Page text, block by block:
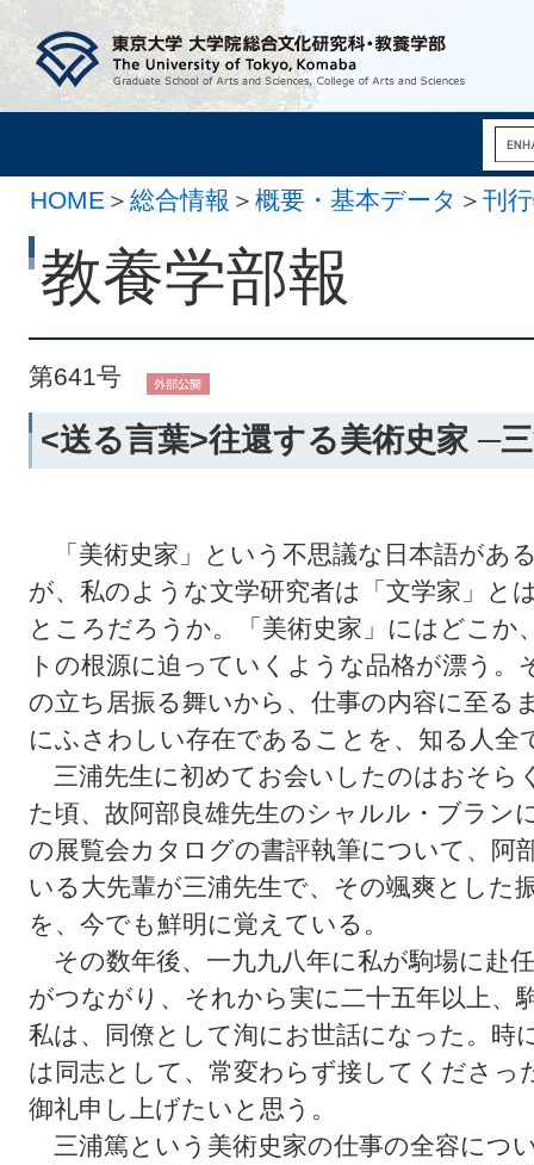
HOME ＞ 総合情報 ＞ 概要・基本データ ＞ 刊
12月 1日）
教養学部報
第641号
<送る言葉>往還する美術史家 ─
「美術史家」という不思議な日本語があ
が、私のような文学研究者は「文学家」と
ところだろうか。「美術史家」にはどこか
トの根源に迫っていくような品格が漂う
の立ち居振る舞いから、仕事の内容に至る
にふさわしい存在であることを、知る人全
三浦先生に初めてお会いしたのはおそら
た頃、故阿部良雄先生のシャルル・ブラン
の展覧会カタログの書評執筆について、阿
いる大先輩が三浦先生で、その颯爽とした
を、今でも鮮明に覚えている。
その数年後、一九九八年に私が駒場に赴
がつながり、それから実に二十五年以上、
私は、同僚として洵にお世話になった。時
は同志として、常変わらず接してくださ
御礼申し上げたいと思う。
三浦篤という美術史家の仕事の全容につ